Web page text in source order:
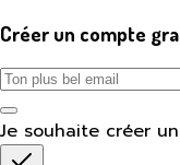
Créer un compte
Je souhaite créer